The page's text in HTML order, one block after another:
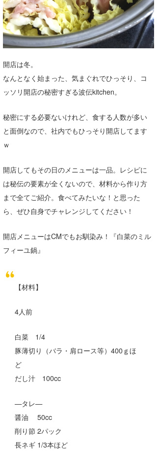
開店は冬。
なんとなく始まった、気まぐれでひっそり、コ
ッソリ開店の秘密すぎる波伝kitchen。
秘密にする必要ないけれど、食する人数が多い
と面倒なので、社内でもひっそり開店してます
ｗ
開店してもその日のメニューは一品。レシピに
は秘伝の要素が全くないので、材料から作り方
まで全てご紹介。食べてみたいな！と思った
ら、ぜひ自身でチャレンジしてください！
開店メニューはCMでもお馴染み！『白菜のミル
フィーユ鍋』
【材料】
4人前
白菜 1/4
豚薄切り（バラ・肩ロース等）400ｇほ
ど
だし汁 100cc
—タレ—
醤油 50cc
削り節 2パック
長ネギ 1/3本ほど
千葉南
大阪
四国
沖縄
VOTE!
サーファーズ
Core Surf Japan
Naoya Kimoto
mitsuteru Kamio
Yoshiyuki Obata
DELTA FORCE SURF
CBA Films
メディア
SURFMEDIA
WAVAL
波伝説アンバサダー/プロライダー
中浦“JET”章
進士剛光
田原啓江
NOBUFUKU
☆加藤
Aichan
chan-U
G◎Da
KOBU
KY
波伝説